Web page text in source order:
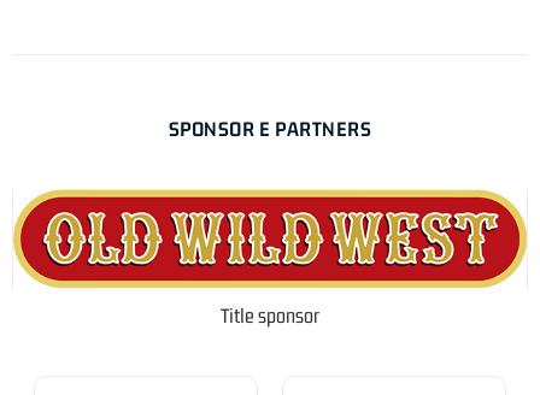
SPONSOR E PARTNERS
Title sponsor